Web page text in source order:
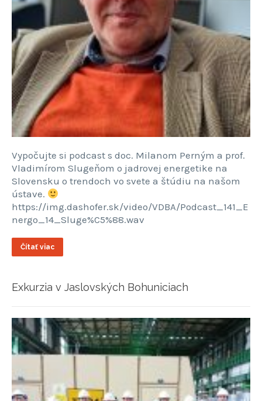
Vypočujte si podcast s doc. Milanom Perným a prof.
Vladimírom Slugeňom o jadrovej energetike na
Slovensku o trendoch vo svete a štúdiu na našom
ústave.
https://img.dashofer.sk/video/VDBA/Podcast_141_E
nergo_14_Sluge%C5%88.wav
Čítať viac
Exkurzia v Jaslovských Bohuniciach